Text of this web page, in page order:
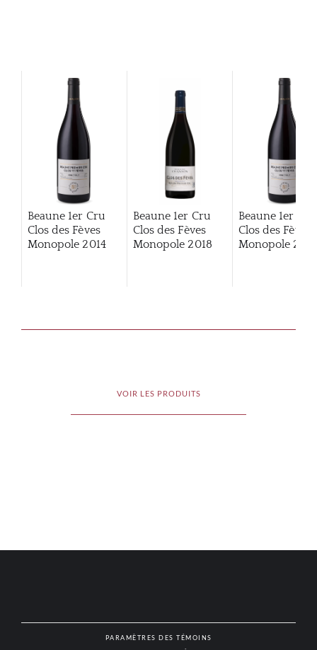
Beaune 1er Cru
Clos des Fèves
Monopole 2014
Beaune 1er Cru
Clos des Fèves
Monopole 2018
Beaune 1er Cru
Clos des Fèves
Monopole 2021
VOIR LES PRODUITS
PARAMÈTRES DES TÉMOINS